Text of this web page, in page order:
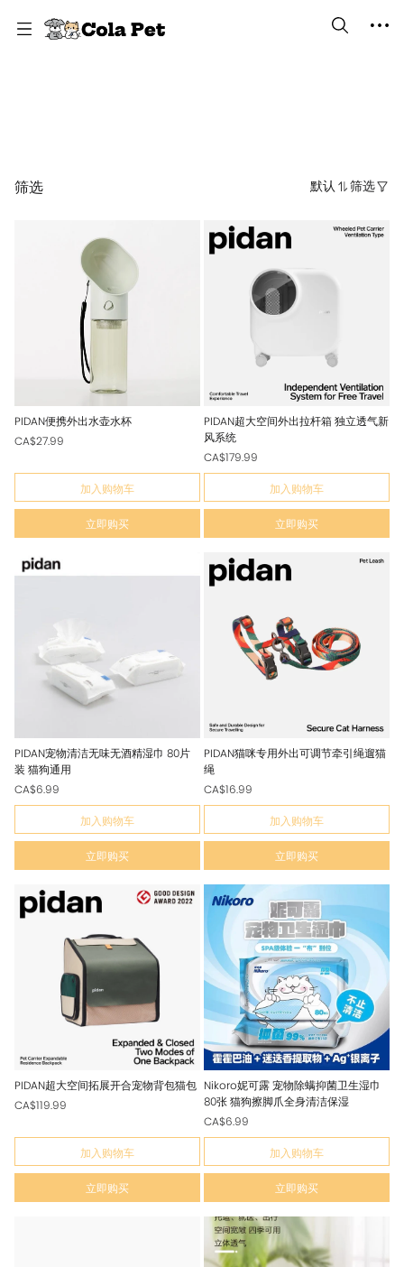
筛选 默认 筛选
PIDAN便携外出水壶水杯
CA$27.99
加入购物车
立即购买
PIDAN超大空间外出拉杆箱 独立透气新
风系统
CA$179.99
加入购物车
立即购买
PIDAN宠物清洁无味无酒精湿巾 80片
装 猫狗通用
CA$6.99
加入购物车
立即购买
PIDAN猫咪专用外出可调节牵引绳遛猫
绳
CA$16.99
加入购物车
立即购买
PIDAN超大空间拓展开合宠物背包猫包
CA$119.99
加入购物车
立即购买
Nikoro妮可露 宠物除螨抑菌卫生湿巾
80张 猫狗擦脚爪全身清洁保湿
CA$6.99
加入购物车
立即购买